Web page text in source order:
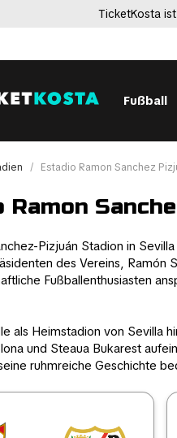
TicketKosta
Fußball
Estadio Ramon Sanchez
Ramon
Pizjuán Stadion in
des Vereins, Ramón
Fußballenthusiasten
als Heimstadion von Sevilla
und Steaua Bukarest
ruhmreiche Geschichte